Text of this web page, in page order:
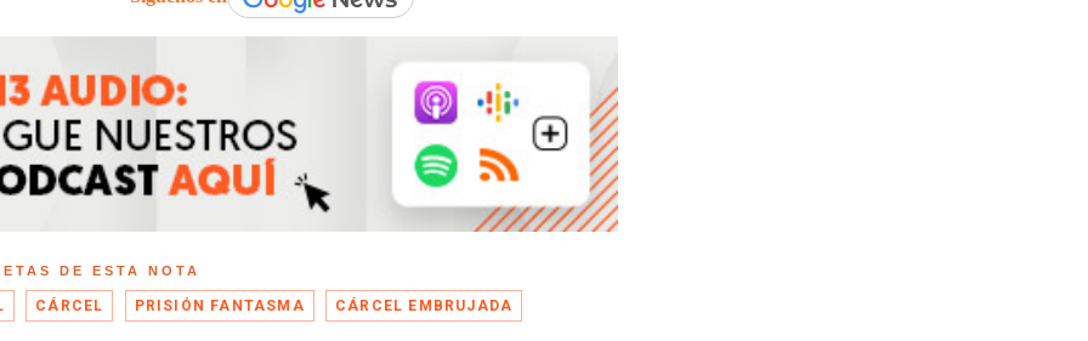
DE ESTA NOTA
CÁRCEL PRISIÓN FANTASMA CÁRCEL EMBRUJADA